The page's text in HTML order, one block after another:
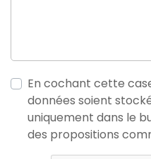
En cochant cette
données soient
uniquement dans le
des propositions